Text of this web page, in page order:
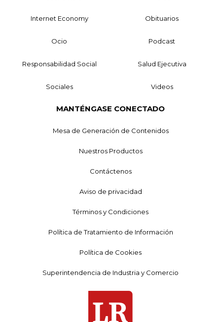
Internet Economy Obituarios
Ocio Podcast
Responsabilidad Social Salud Ejecutiva
Sociales Videos
MANTÉNGASE CONECTADO
Mesa de Generación de Contenidos
Nuestros Productos
Contáctenos
Aviso de privacidad
Términos y Condiciones
Política de Tratamiento de Información
Política de Cookies
Superintendencia de Industria y Comercio